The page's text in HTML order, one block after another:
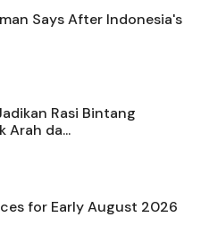
Says After Indonesia's
Rasi Bintang
Arah da...
for Early August 2026